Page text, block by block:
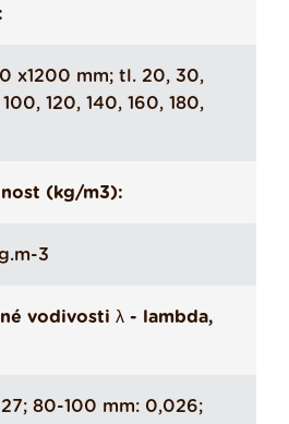
x1200 mm; tl. 20, 30,
120, 140, 160, 180,
(kg/m3):
3
vodivosti λ - lambda,
80-100 mm: 0,026;